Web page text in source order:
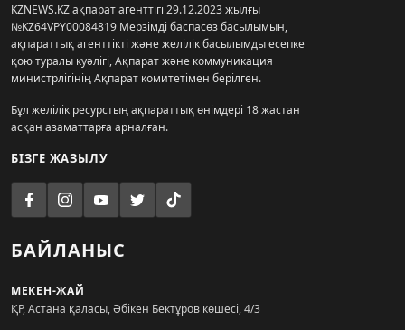
KZNEWS.KZ ақпарат агенттігі 29.12.2023 жылғы
№KZ64VPY00084819 Мерзімді баспасөз басылымын,
ақпараттық агенттікті және желілік басылымды есепке
қою туралы куәлігі, Ақпарат және коммуникация
министрлігінің Ақпарат комитетімен берілген.
Бұл желілік ресурстың ақпараттық өнімдері 18 жастан
асқан азаматтарға арналған.
БІЗГЕ ЖАЗЫЛУ
БАЙЛАНЫС
МЕКЕН-ЖАЙ
ҚР, Астана қаласы, Әбікен Бектұров көшесі, 4/3